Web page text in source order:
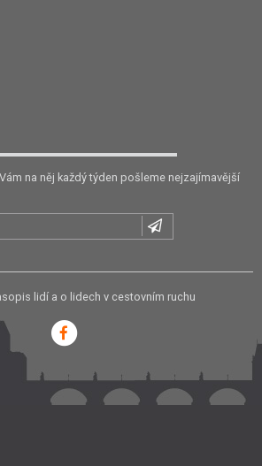
na něj každý týden pošleme nejzajímavější
lidí a o lidech v cestovním ruchu